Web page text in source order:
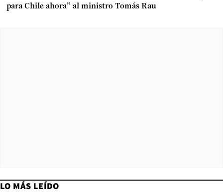
para Chile ahora” al ministro Tomás Rau
LO MÁS LEÍDO